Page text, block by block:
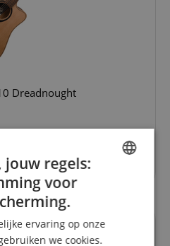
Dreadnought
1.049,00 €
jouw regels:
voor
ervaring op onze
we cookies.